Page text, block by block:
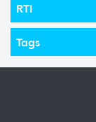
RTI
Tags